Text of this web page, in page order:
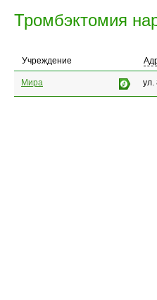
Тромбэктомия
Учреждение
Мира ул.